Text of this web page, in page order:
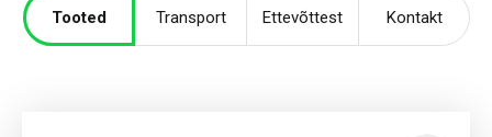
Tooted Transport Ettevõttest Kontakt